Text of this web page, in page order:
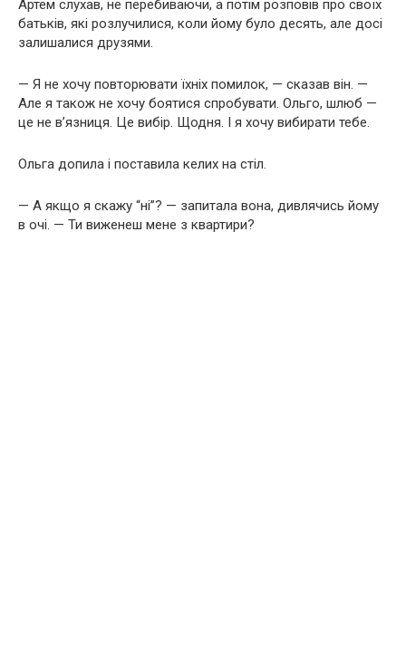
Артем слухав, не перебиваючи, а потім розповів про своїх
батьків, які розлучилися, коли йому було десять, але досі
залишалися друзями.
— Я не хочу повторювати їхніх помилок, — сказав він. —
Але я також не хочу боятися спробувати. Ольго, шлюб —
це не в’язниця. Це вибір. Щодня. І я хочу вибирати тебе.
Ольга допила і поставила келих на стіл.
— А якщо я скажу “ні”? — запитала вона, дивлячись йому
в очі. — Ти виженеш мене з квартири?